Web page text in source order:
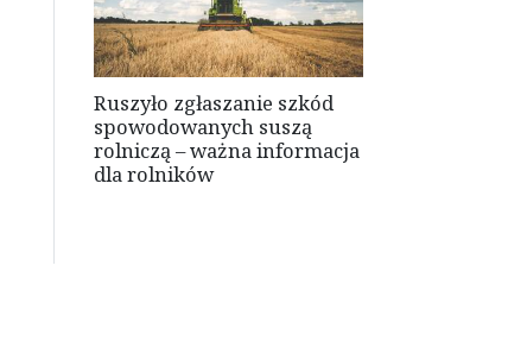
Ruszyło zgłaszanie szkód
spowodowanych suszą
rolniczą – ważna informacja
dla rolników